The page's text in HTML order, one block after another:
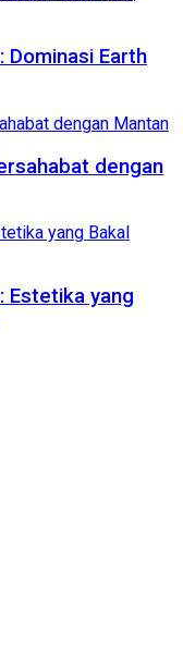
Dominasi Earth
dengan
Estetika yang